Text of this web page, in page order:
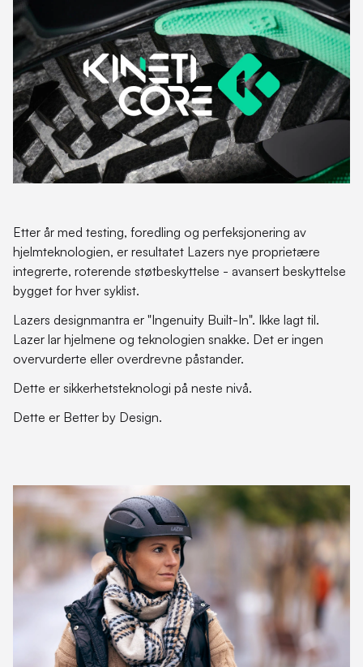
Etter år med testing, foredling og perfeksjonering av
hjelmteknologien, er resultatet Lazers nye proprietære
integrerte, roterende støtbeskyttelse - avansert beskyttelse
bygget for hver syklist.
Lazers designmantra er "Ingenuity Built-In". Ikke lagt til.
Lazer lar hjelmene og teknologien snakke. Det er ingen
overvurderte eller overdrevne påstander.
Dette er sikkerhetsteknologi på neste nivå.
Dette er Better by Design.